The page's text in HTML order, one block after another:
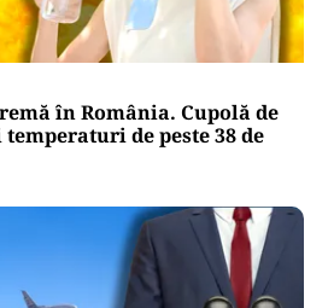
în România. Cupolă de
de peste 38 de